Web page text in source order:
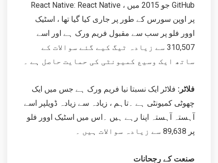
React Native: React Native ، جو 2015 میں GitHub
پر اوپن سورس کے طور پر جاری کیا گیا تھا ، اسٹیک
اوور فلو پر سب سے مقبول فریم ورک ہے اور اسے
310,507 سے زیادہ ٹیگ کیے گئے سوالات کے
ساتھ ایک وسیع کمیونٹی کی حمایت حاصل ہے ۔
فلاٹر: فلاٹر ایک نسبتا نیا فریم ورک ہے جس میں ایک
چھوٹی کمیونٹی ہے ۔تاہم ، زیادہ سے زیادہ ڈویلپر اسے
آہستہ آہستہ اپنا رہے ہیں ۔اس میں اسٹیک اوور فلو
پر 89,638 سے زیادہ سوالات ہیں ۔
صنعت کے رجحانات